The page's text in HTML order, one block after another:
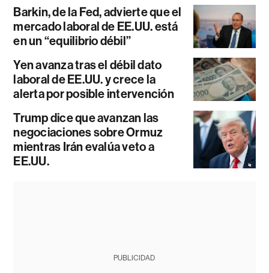
Barkin, de la Fed, advierte que el
mercado laboral de EE.UU. está
en un “equilibrio débil”
Yen avanza tras el débil dato
laboral de EE.UU. y crece la
alerta por posible intervención
Trump dice que avanzan las
negociaciones sobre Ormuz
mientras Irán evalúa veto a
EE.UU.
PUBLICIDAD